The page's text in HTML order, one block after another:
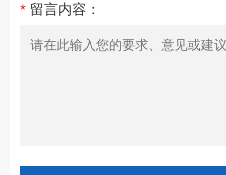
* 留言内容：